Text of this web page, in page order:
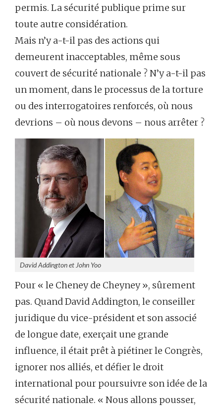
permis. La sécurité publique prime sur
toute autre considération.
Mais n’y a-t-il pas des actions qui
demeurent inacceptables, même sous
couvert de sécurité nationale ? N’y a-t-il pas
un moment, dans le processus de la torture
ou des interrogatoires renforcés, où nous
devrions – où nous devons – nous arrêter ?
David Addington et John Yoo
Pour « le Cheney de Cheyney », sûrement
pas. Quand David Addington, le conseiller
juridique du vice-président et son associé
de longue date, exerçait une grande
influence, il était prêt à piétiner le Congrès,
ignorer nos alliés, et défier le droit
international pour poursuivre son idée de la
sécurité nationale. « Nous allons pousser,